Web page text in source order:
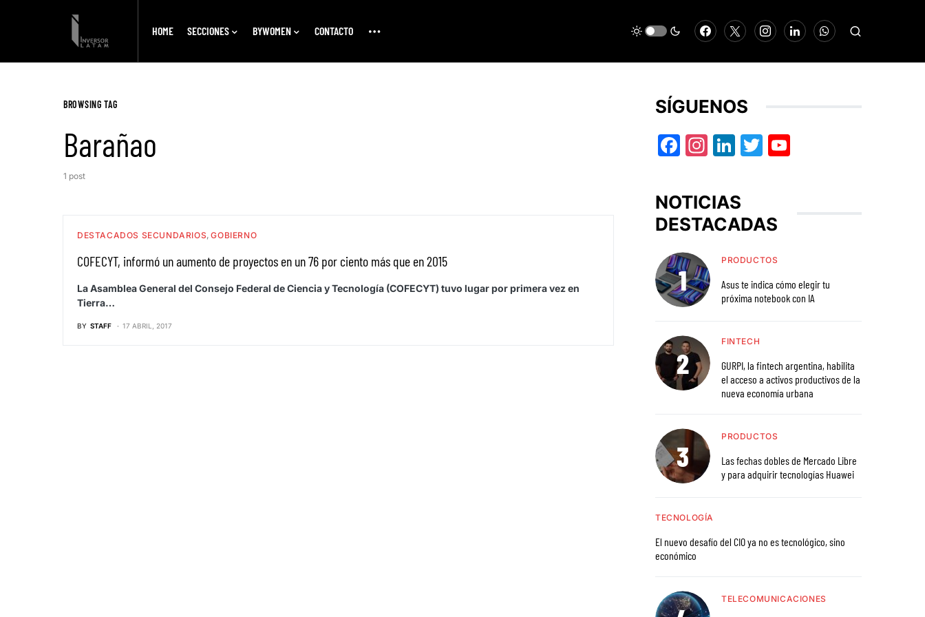
HOME SECCIONES BYWOMEN CONTACTO
BROWSING TAG
Barañao
1 post
DESTACADOS SECUNDARIOS GOBIERNO
COFECYT, informó un aumento de proyectos en un 76 por ciento más que en 2015
La Asamblea General del Consejo Federal de Ciencia y Tecnología (COFECYT) tuvo lugar por primera vez en
Tierra…
BY STAFF 17 ABRIL, 2017
SÍGUENOS
Facebook
Instagram
LinkedIn
Twitter
NOTICIAS
DESTACADAS
PRODUCTOS
Asus te indica cómo elegir tu
próxima notebook con IA
FINTECH
GURPI, la fintech argentina, habilita
el acceso a activos productivos de la
nueva economía urbana
PRODUCTOS
Las fechas dobles de Mercado Libre
y para adquirir tecnologías Huawei
TECNOLOGÍA
El nuevo desafío del CIO ya no es tecnológico, sino
económico
TELECOMUNICACIONES